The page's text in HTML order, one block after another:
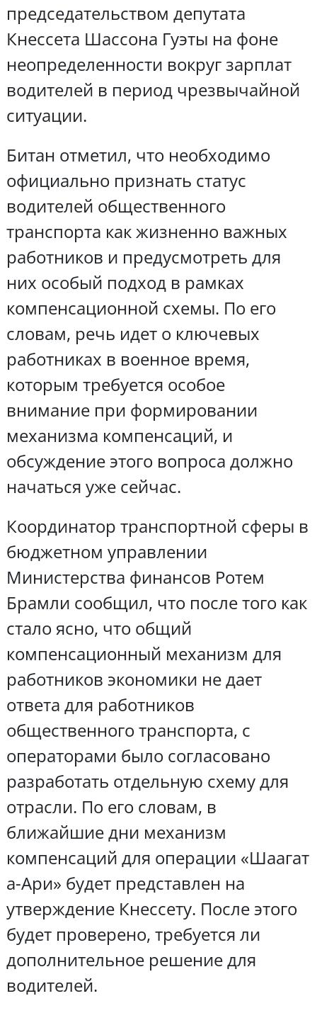
председательством депутата
Кнессета Шассона Гуэты на фоне
неопределенности вокруг зарплат
водителей в период чрезвычайной
ситуации.
Битан отметил, что необходимо
официально признать статус
водителей общественного
транспорта как жизненно важных
работников и предусмотреть для
них особый подход в рамках
компенсационной схемы. По его
словам, речь идет о ключевых
работниках в военное время,
которым требуется особое
внимание при формировании
механизма компенсаций, и
обсуждение этого вопроса должно
начаться уже сейчас.
Координатор транспортной сферы в
бюджетном управлении
Министерства финансов Ротем
Брамли сообщил, что после того как
стало ясно, что общий
компенсационный механизм для
работников экономики не дает
ответа для работников
общественного транспорта, с
операторами было согласовано
разработать отдельную схему для
отрасли. По его словам, в
ближайшие дни механизм
компенсаций для операции «Шаагат
а-Ари» будет представлен на
утверждение Кнессету. После этого
будет проверено, требуется ли
дополнительное решение для
водителей.